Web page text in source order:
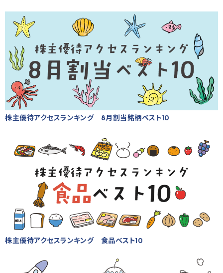
株主優待アクセスランキング 8月割当銘柄ベスト10
株主優待アクセスランキング 食品ベスト10